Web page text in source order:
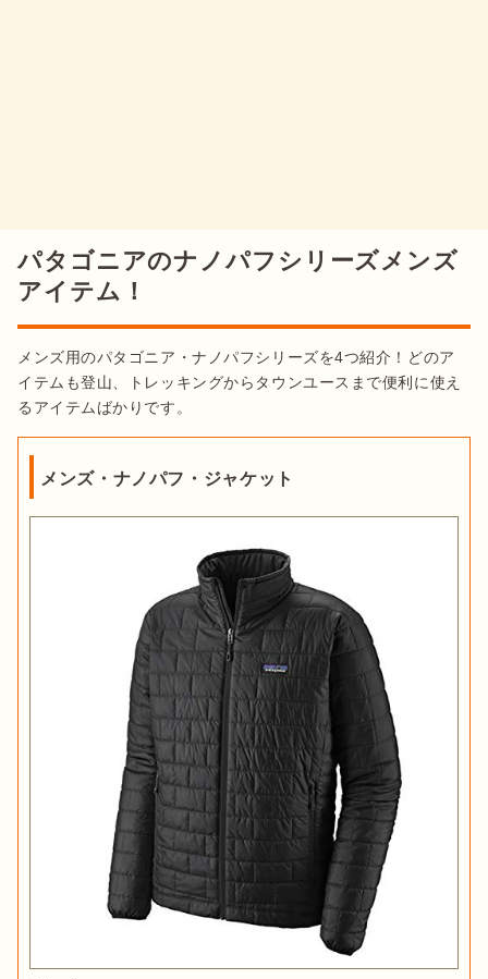
パタゴニアのナノパフシリーズメンズ
アイテム！
メンズ用のパタゴニア・ナノパフシリーズを4つ紹介！どのア
イテムも登山、トレッキングからタウンユースまで便利に使え
るアイテムばかりです。
メンズ・ナノパフ・ジャケット